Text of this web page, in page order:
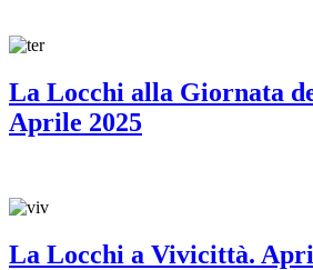
La Locchi alla Giornata
Aprile 2025
La Locchi a Vivicittà.